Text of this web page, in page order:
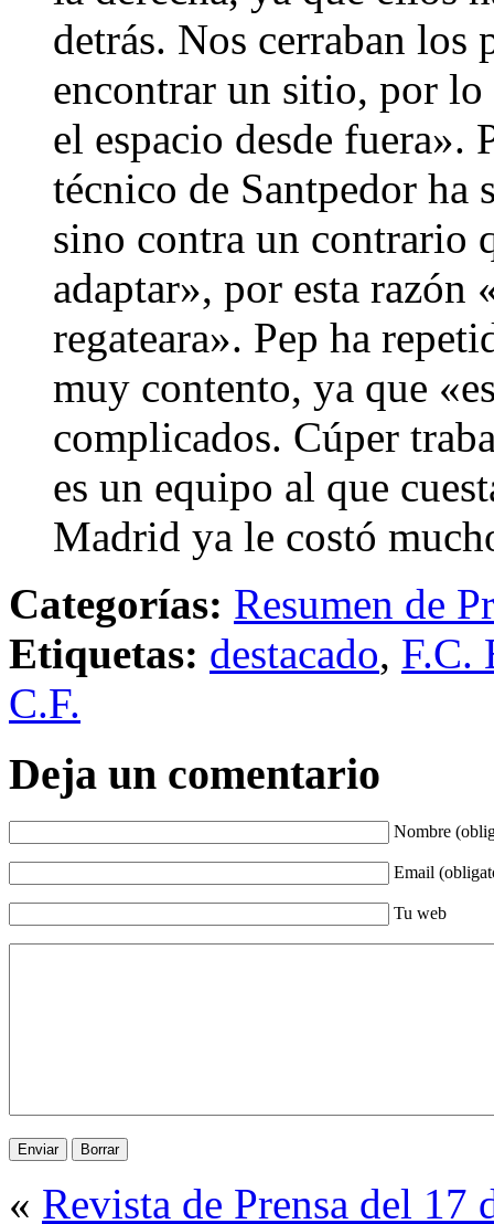
detrás. Nos cerraban los
encontrar un sitio, por lo
el espacio desde fuera».
técnico de Santpedor ha
sino contra un contrario
adaptar», por esta razón
regateara». Pep ha
muy contento, ya que
complicados. Cúper
es un equipo al que
Madrid ya le costó
Categorías: Resumen de
Etiquetas: destacado, F.C.
C.F.
Deja un comentario
Nombre
Email
Tu web
« Revista de Prensa del 17